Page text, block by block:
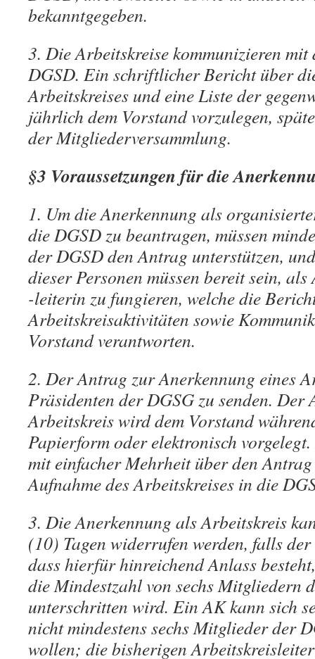
bekanntgegeben.
3. Die Arbeitskreise kommunizieren mit
DGSD. Ein schriftlicher Bericht über
Arbeitskreises und eine Liste der
jährlich dem Vorstand vorzulegen,
der Mitgliederversammlung.
§3 Voraussetzungen für die
1. Um die Anerkennung als
die DGSD zu beantragen, müssen
der DGSD den Antrag unterstützen,
dieser Personen müssen bereit sein,
-leiterin zu fungieren, welche die
Arbeitskreisaktivitäten sowie
Vorstand verantworten.
2. Der Antrag zur Anerkennung eines
Präsidenten der DGSG zu senden. Der
Arbeitskreis wird dem Vorstand
Papierform oder elektronisch
mit einfacher Mehrheit über den
Aufnahme des Arbeitskreises in die
3. Die Anerkennung als Arbeitskreis
(10) Tagen widerrufen werden, falls
dass hierfür hinreichend Anlass
die Mindestzahl von sechs Mitgliedern
unterschritten wird. Ein AK kann sich
nicht mindestens sechs Mitglieder der
wollen; die bisherigen